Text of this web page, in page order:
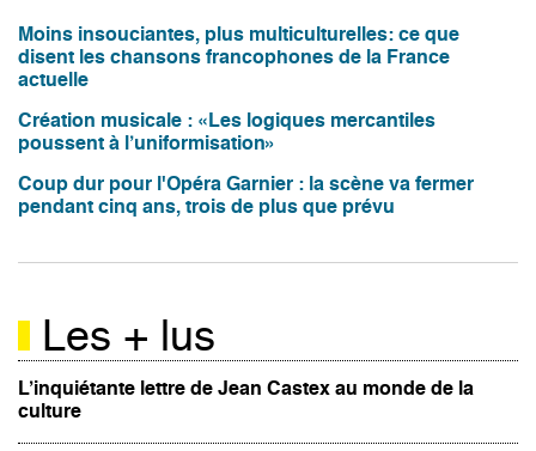
Moins insouciantes, plus multiculturelles: ce que
disent les chansons francophones de la France
actuelle
Création musicale : «Les logiques mercantiles
poussent à l’uniformisation»
Coup dur pour l'Opéra Garnier : la scène va fermer
pendant cinq ans, trois de plus que prévu
Les + lus
L’inquiétante lettre de Jean Castex au monde de la
culture